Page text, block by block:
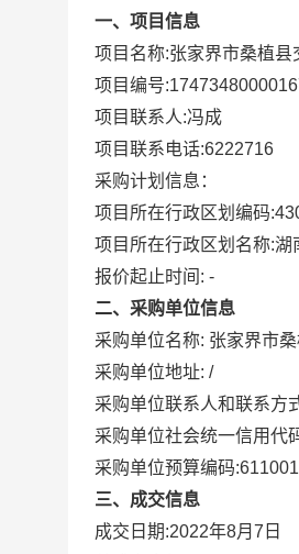
一、项目信息
项目名称:张家界市桑植县
项目编号:
项目联系人:冯成
项目联系电话:6222716
采购计划信息：
项目所在行政区划编码:
项目所在行政区划名称:湖
报价起止时间: -
二、采购单位信息
采购单位名称: 张家界市
采购单位地址: /
采购单位联系人和联系方
采购单位社会统一信用代
采购单位预算编码:611001
三、成交信息
成交日期:2022年8月7日